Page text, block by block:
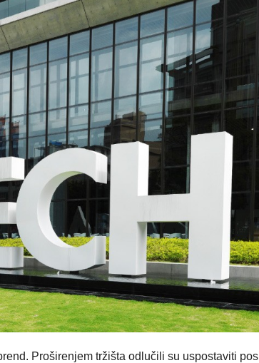
Proširenjem tržišta odlučili su uspostaviti